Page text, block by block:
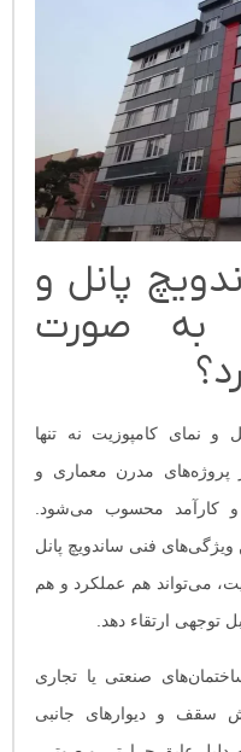
پانل و
به صورت
و نمای کامپوزیت نه تنها
پروژه‌های مدرن معماری و
و کارآمد محسوب می‌شود.
ویژگی‌های فنی ساندویچ پانل
می‌تواند هم عملکرد و هم
توجهی ارتقاء دهد.
صنعتی یا تجاری
سقف و دیوارهای جانبی